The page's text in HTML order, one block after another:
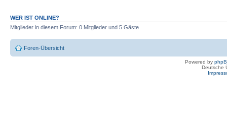
WER IST ONLINE?
Mitglieder in diesem Forum: 0 Mitglieder und 5 Gäste
Foren-Übersicht
Powered by
Deutsche